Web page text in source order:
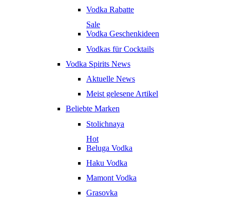
Vodka Rabatte
Sale
Vodka Geschenkideen
Vodkas für Cocktails
Vodka Spirits News
Aktuelle News
Meist gelesene Artikel
Beliebte Marken
Stolichnaya
Hot
Beluga Vodka
Haku Vodka
Mamont Vodka
Grasovka